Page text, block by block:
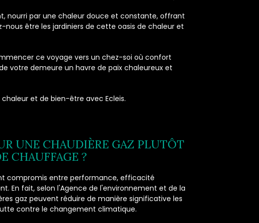
nourri par une chaleur douce et constante, offrant
nous être les jardiniers de cette oasis de chaleur et
ce voyage vers un chez-soi où confort
votre demeure un havre de paix chaleureux et
et de bien-être avec Ecleis.
UNE CHAUDIÈRE GAZ PLUTÔT
CHAUFFAGE ?
compromis entre performance, efficacité
En fait, selon l'Agence de l'environnement et de la
gaz peuvent réduire de manière significative les
contre le changement climatique.